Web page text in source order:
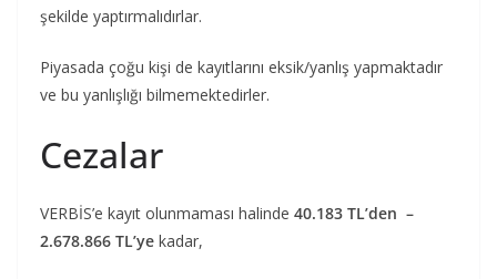
şekilde yaptırmalıdırlar.
Piyasada çoğu kişi de kayıtlarını eksik/yanlış yapmaktadır
ve bu yanlışlığı bilmemektedirler.
Cezalar
VERBİS’e kayıt olunmaması halinde 40.183 TL’den –
2.678.866 TL’ye kadar,